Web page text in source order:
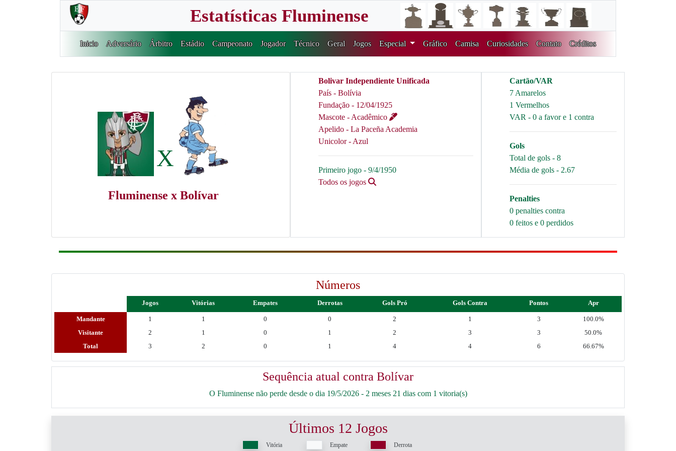
Estatísticas Fluminense
Inicio Adversário Árbitro Estádio Campeonato Jogador Técnico Geral Jogos Especial Gráfico Camisa Curiosidades Contato Créditos
X
Fluminense x Bolívar
Bolivar Independiente Unificada
País - Bolívia
Fundação - 12/04/1925
Mascote - Acadêmico
Apelido - La Paceña Academia
Unicolor - Azul
Primeiro jogo - 9/4/1950
Todos os jogos
Cartão/VAR
7 Amarelos
1 Vermelhos
VAR - 0 a favor e 1 contra
Gols
Total de gols - 8
Média de gols - 2.67
Penalties
0 penalties contra
0 feitos e 0 perdidos
Números
Jogos Vitórias Empates Derrotas Gols Pró Gols Contra Pontos Apr
Mandante 1 1 0 0 2 1 3
100.0%
Visitante
2 1 0 1 2 3 3
50.0%
Total
3 2 0 1 4 4 6 66.67%
Sequência atual contra Bolívar
O Fluminense não perde desde o dia 19/5/2026 - 2 meses 21 dias com 1 vitoria(s)
Últimos 12 Jogos
Vitória Empate Derrota